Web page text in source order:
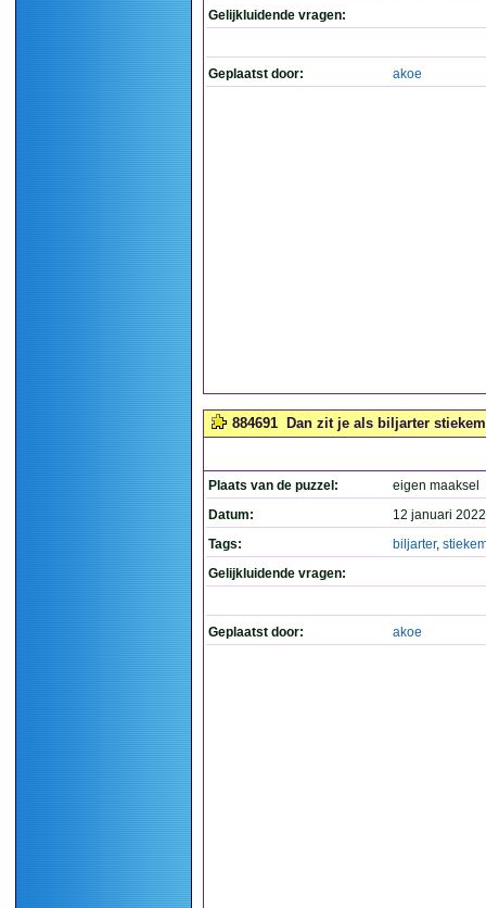
Gelijkluidende vragen:
Geplaatst door: akoe
884691 Dan zit je als biljarter
Plaats van de puzzel:
eigen maaksel
Datum:
12 januari
Tags:
biljarter,
Gelijkluidende vragen:
Geplaatst door: akoe